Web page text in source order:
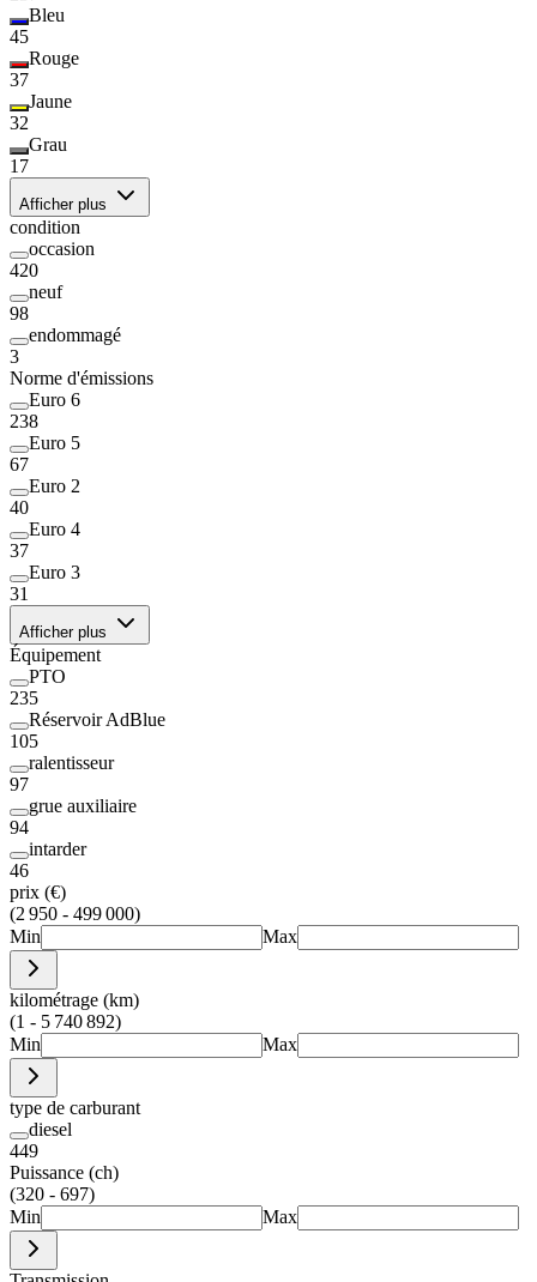
Bleu
45
Rouge
37
Jaune
32
Grau
17
Afficher plus
condition
occasion
420
neuf
98
endommagé
3
Norme d'émissions
Euro 6
238
Euro 5
67
Euro 2
40
Euro 4
37
Euro 3
31
Afficher plus
Équipement
PTO
235
Réservoir AdBlue
105
ralentisseur
97
grue auxiliaire
94
intarder
46
prix (€)
(2 950 - 499 000)
Min
Max
kilométrage (km)
(1 - 5 740 892)
Min
Max
type de carburant
diesel
449
Puissance (ch)
(320 - 697)
Min
Max